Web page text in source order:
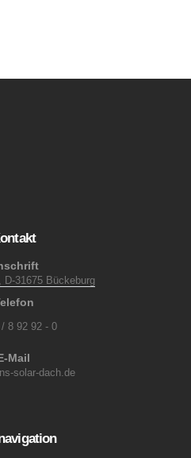
D-31675 Bückeburg
8 92 92 - 0
Mail
solar-dach.de